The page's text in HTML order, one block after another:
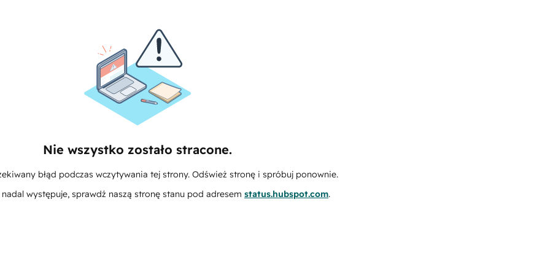
Nie wszystko zostało stracone.
błąd podczas wczytywania tej strony. Odśwież stronę i spróbuj ponownie.
występuje, sprawdź naszą stronę stanu pod adresem status.hubspot.com.